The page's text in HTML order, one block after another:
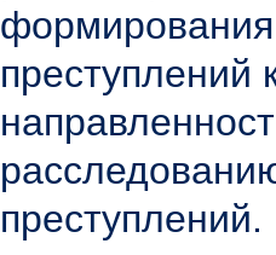
преступлений
преступлений.